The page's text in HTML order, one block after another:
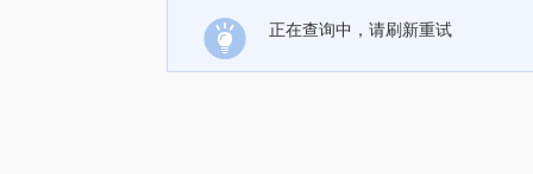
正在查询中，请刷新重试